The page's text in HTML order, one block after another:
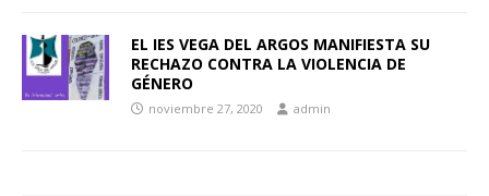
EL IES VEGA DEL ARGOS MANIFIESTA SU
RECHAZO CONTRA LA VIOLENCIA DE
GÉNERO
noviembre 27, 2020 admin